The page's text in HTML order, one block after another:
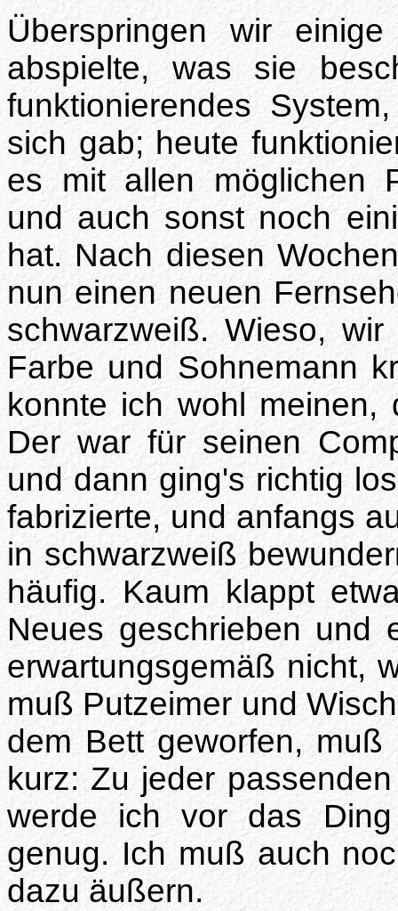
Überspringen wir
abspielte, was sie
funktionierendes
sich gab; heute
es mit allen möglichen
und auch sonst noch
hat. Nach diesen
nun einen neuen
schwarzweiß. Wieso,
Farbe und Sohnemann
konnte ich wohl
Der war für seinen
und dann ging's richtig
fabrizierte, und anfangs
in schwarzweiß
häufig. Kaum klappt
Neues geschrieben und
erwartungsgemäß nicht,
muß Putzeimer und
dem Bett geworfen,
kurz: Zu jeder
werde ich vor das
genug. Ich muß auch
dazu äußern.